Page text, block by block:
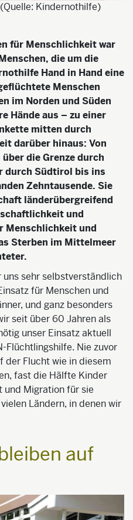
Kindernothilfe)
für Menschlichkeit war
die um die
Hand in Hand eine
Menschen
im Norden und Süden
Hände aus – zu einer
mitten durch
darüber hinaus: Von
die Grenze durch
durch Südtirol bis ins
Zehntausende. Sie
länderübergreifend
und
Menschlichkeit und
Sterben im Mittelmeer
sehr selbstverständlich
für Menschen und
und ganz besonders
seit über 60 Jahren als
unser Einsatz aktuell
Flüchtlingshilfe. Nie zuvor
der Flucht wie in diesem
fast die Hälfte Kinder
und Migration für sie
Ländern, in denen wir
auf